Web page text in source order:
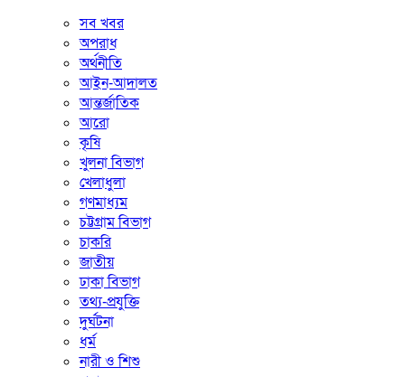
সব খবর
অপরাধ
অর্থনীতি
আইন-আদালত
আন্তর্জাতিক
আরো
কৃষি
খুলনা বিভাগ
খেলাধুলা
গণমাধ্যম
চট্টগ্রাম বিভাগ
চাকরি
জাতীয়
ঢাকা বিভাগ
তথ্য-প্রযুক্তি
দুর্ঘটনা
ধর্ম
নারী ও শিশু